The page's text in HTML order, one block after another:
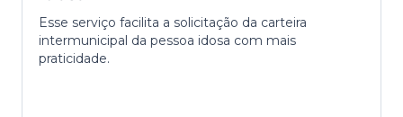
Esse serviço facilita a solicitação da carteira
intermunicipal da pessoa idosa com mais
praticidade.